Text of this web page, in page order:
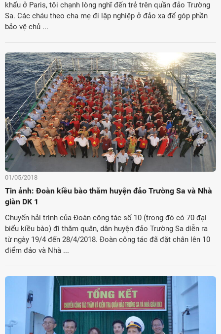
Việt Nam ở nước ngoài
khấu ở Paris, tôi chạnh lòng nghĩ đến trẻ trên quần đảo Trường
Sa. Các cháu theo cha mẹ đi lập nghiệp ở đảo xa để góp phần
bảo vệ chủ ...
01/05/2018
Tin ảnh: Đoàn kiều bào thăm huyện đảo Trường Sa và Nhà
giàn DK 1
Chuyến hải trình của Đoàn công tác số 10 (trong đó có 70 đại
biểu kiều bào) đi thăm quân, dân huyện đảo Trường Sa diễn ra
từ ngày 19/4 đến 28/4/2018. Đoàn công tác đã đặt chân lên 10
điểm đảo và Nhà ...